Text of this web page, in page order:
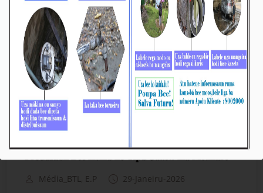
𝐁𝐓𝐋, 𝐄.𝐏 & 𝐎𝐂𝐄𝐀𝐍𝐈𝐀 𝐇𝐚𝐡𝐮́ 𝐈𝐧𝐬𝐭𝐚𝐥𝐚 𝐌𝐚́𝐤𝐢𝐧𝐚
Média_BTL, E.P 29-Janeiru-2026